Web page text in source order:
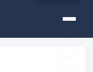
A−
A+